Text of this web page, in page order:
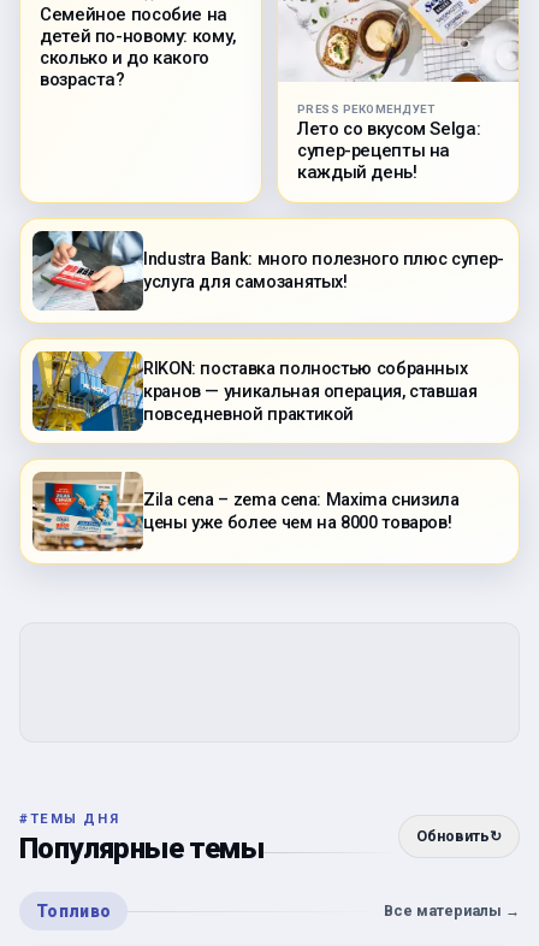
Семейное пособие на
детей по-новому: кому,
сколько и до какого
возраста?
PRESS РЕКОМЕНДУЕТ
Лето со вкусом Selga:
супер-рецепты на
каждый день!
Industra Bank: много полезного плюс супер-
услуга для самозанятых!
RIKON: поставка полностью собранных
кранов — уникальная операция, ставшая
повседневной практикой
Zila cena – zema cena: Maxima снизила
цены уже более чем на 8000 товаров!
#ТЕМЫ ДНЯ
Популярные темы Обновить↻
Топливо Все материалы →